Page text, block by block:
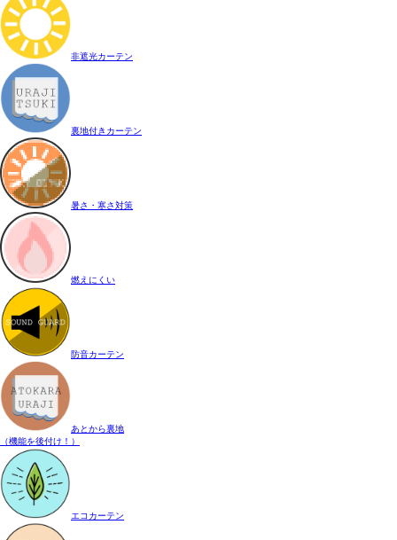
非遮光カーテン
裏地付きカーテン
暑さ・寒さ対策
燃えにくい
防音カーテン
あとから裏地
（機能を後付け！）
エコカーテン